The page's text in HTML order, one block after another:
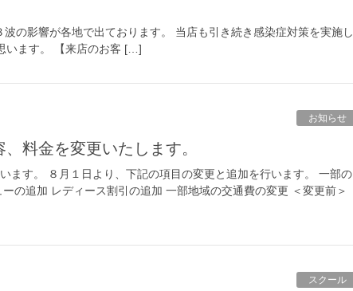
の影響が各地で出ております。 当店も引き続き感染症対策を実施し
います。 【来店のお客 […]
お知らせ
料金を変更いたします。
ます。 ８月１日より、下記の項目の変更と追加を行います。 一部の
の追加 レディース割引の追加 一部地域の交通費の変更 ＜変更前＞
スクール